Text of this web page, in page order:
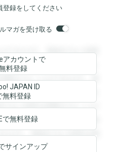
登録をしてください
マガを受け取る
できます。登録すると回答
すると回答を閲覧すること
覧することができます。登
きます。登録すると回答を
ると回答を閲覧することが
することができます。登録
ます。登録すると回答を閲
アカウントで
料登録
JAPAN ID
無料登録
で無料登録
サインアップ